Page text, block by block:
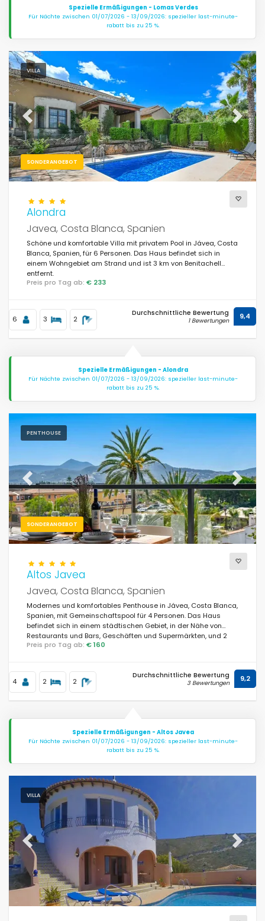
Spezielle Ermäßigungen - Lomas Verdes
Für Nächte zwischen 01/07/2026 - 13/09/2026: spezieller last-minute-
rabatt bis zu 25 %.
VILLA
SONDERANGEBOT
Previous Next
Alondra
Javea, Costa Blanca, Spanien
Schöne und komfortable Villa mit privatem Pool in Jávea, Costa
Blanca, Spanien, für 6 Personen. Das Haus befindet sich in
einem Wohngebiet am Strand und ist 3 km von Benitachell
entfernt.
Preis pro Tag ab: € 233
6 3 2
Durchschnittliche Bewertung
1 Bewertungen 9,4
Spezielle Ermäßigungen - Alondra
Für Nächte zwischen 01/07/2026 - 13/09/2026: spezieller last-minute-
rabatt bis zu 25 %.
PENTHOUSE
SONDERANGEBOT
Previous Next
Altos Javea
Javea, Costa Blanca, Spanien
Modernes und komfortables Penthouse in Jávea, Costa Blanca,
Spanien, mit Gemeinschaftspool für 4 Personen. Das Haus
befindet sich in einem städtischen Gebiet, in der Nähe von
Restaurants und Bars, Geschäften und Supermärkten, und 2
km von La Grava, Puerto, Jávea Strand entfernt.
Preis pro Tag ab: € 160
4 2 2
Durchschnittliche Bewertung
3 Bewertungen 9,2
Spezielle Ermäßigungen - Altos Javea
Für Nächte zwischen 01/07/2026 - 13/09/2026: spezieller last-minute-
rabatt bis zu 25 %.
VILLA
Previous Next